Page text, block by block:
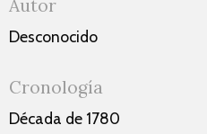
Autor
Desconocido
Cronología
Década de 1780